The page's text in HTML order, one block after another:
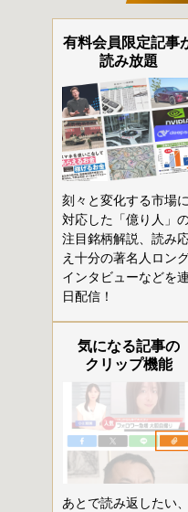
有料会員限定記事
読み放題
刻々と変化する市場に
対応した「億り人」
注目銘柄解説、読み
え十分の著名人ロン
インタビューなどを連
日配信！
気になる記事の
クリップ機能
あとで読み返したい、